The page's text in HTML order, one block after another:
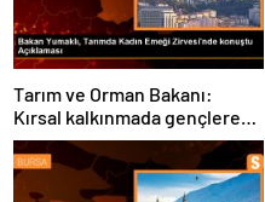
Tarım ve Orman Bakanı:
Kırsal kalkınmada gençlere
ve kadınlara pozitif ayrımcılık
yapıyoruz